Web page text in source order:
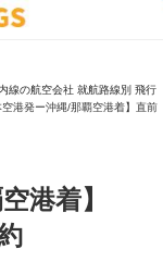
線の航空会社 就航路線別 飛行
空港発ー沖縄/那覇空港着】直前
港着】